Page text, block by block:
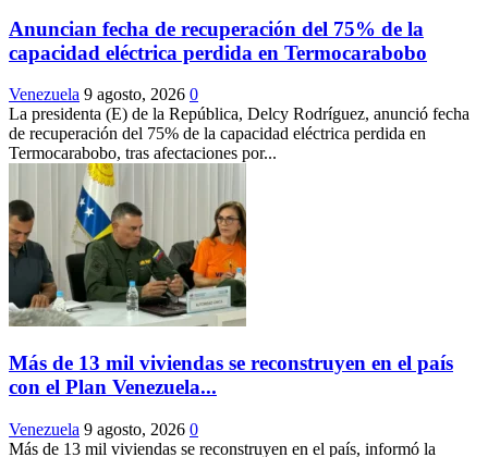
Anuncian fecha de recuperación del 75% de la
capacidad eléctrica perdida en Termocarabobo
Venezuela 9 agosto, 2026 0
La presidenta (E) de la República, Delcy Rodríguez, anunció fecha
de recuperación del 75% de la capacidad eléctrica perdida en
Termocarabobo, tras afectaciones por...
Más de 13 mil viviendas se reconstruyen en el país
con el Plan Venezuela...
Venezuela 9 agosto, 2026 0
Más de 13 mil viviendas se reconstruyen en el país, informó la